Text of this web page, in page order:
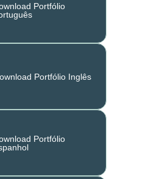
Portfólio
Portfólio Inglês
Portfólio